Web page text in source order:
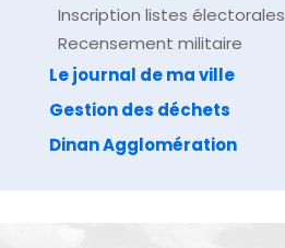
Inscription listes électorales
Recensement militaire
Le journal de ma ville
Gestion des déchets
Dinan Agglomération